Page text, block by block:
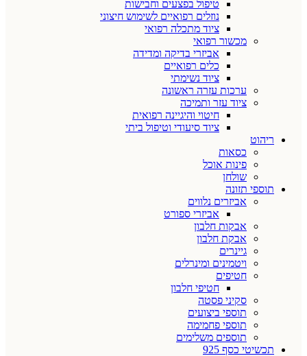
טיפול בפצעים וחבישות
נוזלים רפואיים לשימוש חיצוני
ציוד מתכלה רפואי
מכשור רפואי
אביזרי בדיקה ומדידה
כלים רפואיים
ציוד נשימתי
ערכות עזרה ראשונה
ציוד עזר ותמיכה
חיטוי והיגיינה רפואית
ציוד סיעודי וטיפול ביתי
ריהוט
כסאות
פינות אוכל
שולחן
תוספי תזונה
אביזרים נלווים
אביזרי ספורט
אבקות חלבון
אבקת חלבון
גיינרים
ויטמינים ומינרלים
חטיפים
חטיפי חלבון
סקיני פסטה
תוספי ביצועים
תוספי פחמימה
תוספים משלימים
תכשיטי כסף 925